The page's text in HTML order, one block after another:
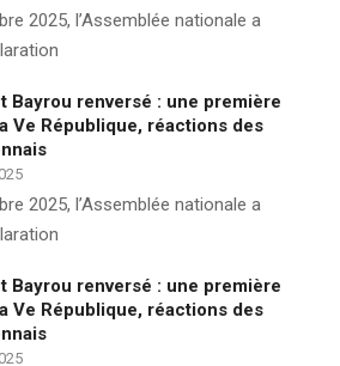
2025, l’Assemblée nationale a
Bayrou renversé : une première
Ve République, réactions des
2025, l’Assemblée nationale a
Bayrou renversé : une première
Ve République, réactions des